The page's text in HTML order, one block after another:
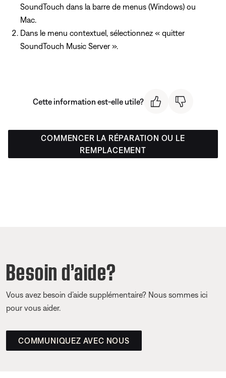
SoundTouch dans la barre de menus (Windows) ou
Mac.
Dans le menu contextuel, sélectionnez « quitter
SoundTouch Music Server ».
Cette information est-elle utile?
COMMENCER LA RÉPARATION OU LE
REMPLACEMENT
Besoin d’aide?
Vous avez besoin d’aide supplémentaire? Nous sommes ici
pour vous aider.
COMMUNIQUEZ AVEC NOUS